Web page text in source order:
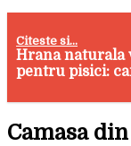
Citeste si...
Hrana naturala
pentru pisici:
Camasa